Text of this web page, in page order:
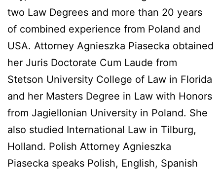
two Law Degrees and more than 20 years
of combined experience from Poland and
USA. Attorney Agnieszka Piasecka obtained
her Juris Doctorate Cum Laude from
Stetson University College of Law in Florida
and her Masters Degree in Law with Honors
from Jagiellonian University in Poland. She
also studied International Law in Tilburg,
Holland. Polish Attorney Agnieszka
Piasecka speaks Polish, English, Spanish